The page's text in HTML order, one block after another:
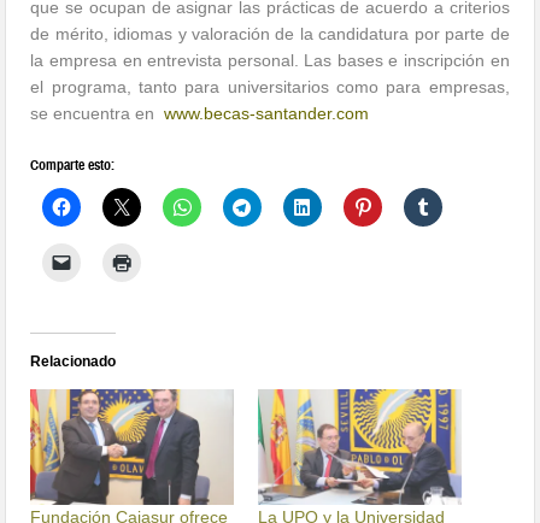
que se ocupan de asignar las prácticas de acuerdo a criterios
de mérito, idiomas y valoración de la candidatura por parte de
la empresa en entrevista personal. Las bases e inscripción en
el programa, tanto para universitarios como para empresas,
se encuentra enwww.becas-santander.com
Comparte esto:
Relacionado
Fundación Cajasur ofrece
La UPO y la Universidad